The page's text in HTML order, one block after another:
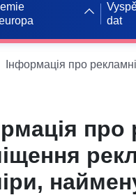
dat
про